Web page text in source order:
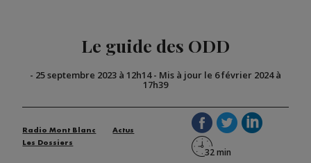
Le guide des ODD
- 25 septembre 2023 à 12h14- Mis à jour le 6 février 2024 à
17h39
Radio Mont Blanc
Actus
Les Dossiers